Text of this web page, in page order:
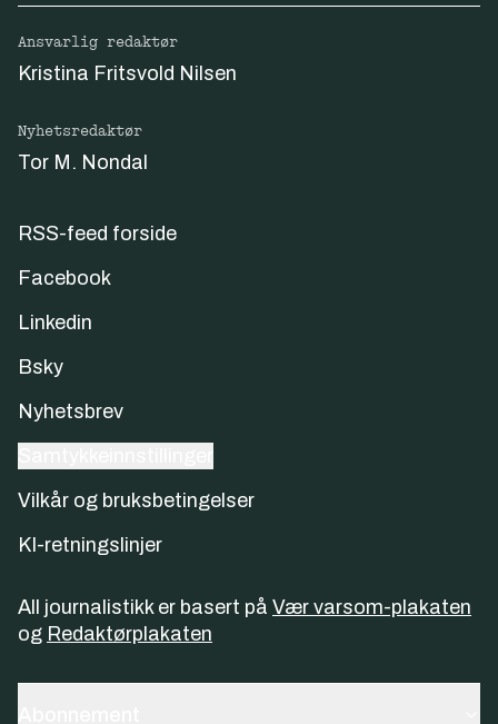
Ansvarlig redaktør
Kristina Fritsvold Nilsen
Nyhetsredaktør
Tor M. Nondal
RSS-feed forside
Facebook
Linkedin
Bsky
Nyhetsbrev
Vilkår og bruksbetingelser
KI-retningslinjer
All journalistikk er basert på Vær varsom-plakaten
og Redaktørplakaten